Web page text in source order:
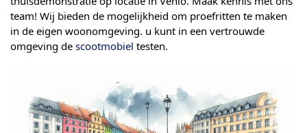
team! Wij bieden de mogelijkheid om proefritten te maken
in de eigen woonomgeving. u kunt in een vertrouwde
omgeving de scootmobiel testen.